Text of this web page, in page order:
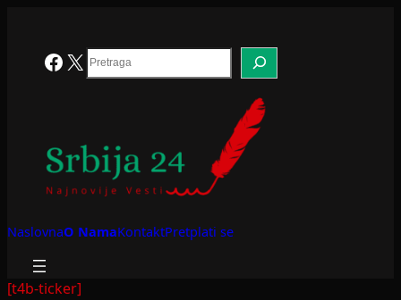
Facebook
X Search
NaslovnaO NamaKontaktPretplati se
[t4b-ticker]